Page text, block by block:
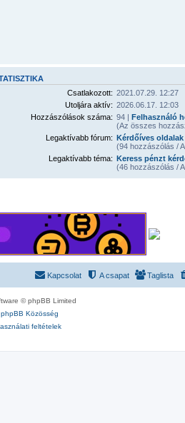
Csatlakozott: 2021.07.29. 12:27
Utoljára aktív: 2026.06.17. 12:03
Hozzászólások száma: 94 | Felhasználó
(Az összes
Legaktívabb fórum: Kérdőíves oldalak
(94 hozzászólás /
Legaktívabb téma: Keress pénzt
(46 hozzászólás /
Taglista
A csapat
Kapcsolat
© phpBB Limited
Közösség
feltételek